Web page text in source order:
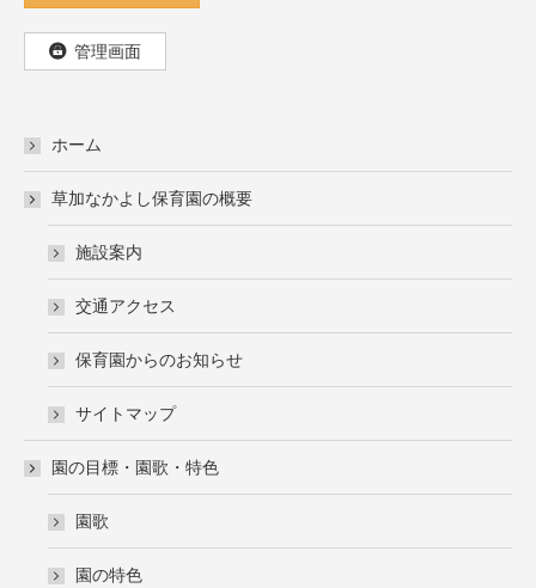
管理画面
ホーム
草加なかよし保育園の概要
施設案内
交通アクセス
保育園からのお知らせ
サイトマップ
園の目標・園歌・特色
園歌
園の特色